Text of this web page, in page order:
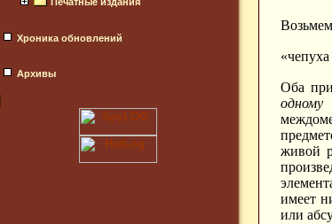
Хроника обновлений
Архивы
Оба
одному
живой
имеет
или